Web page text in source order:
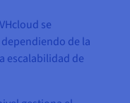
se
de la
escalabilidad de